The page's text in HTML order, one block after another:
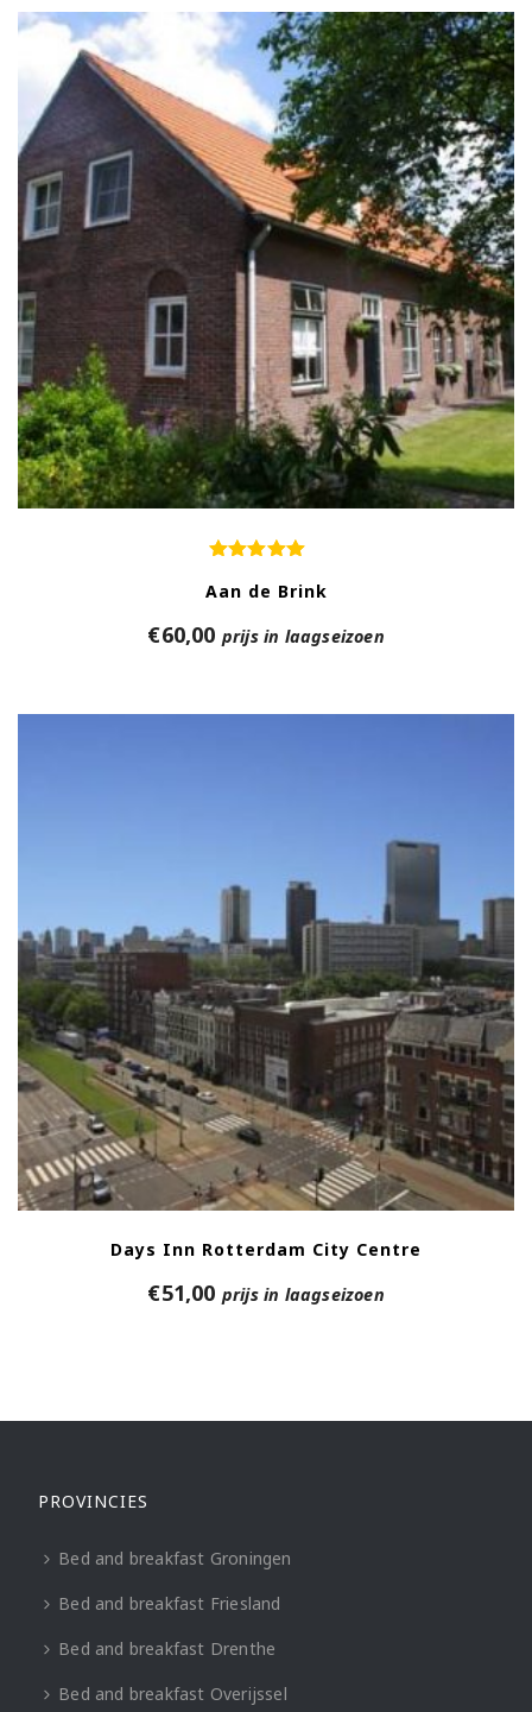
Aan de Brink
€60,00 prijs in laagseizoen
Days Inn Rotterdam City Centre
€51,00 prijs in laagseizoen
PROVINCIES
Bed and breakfast Groningen
Bed and breakfast Friesland
Bed and breakfast Drenthe
Bed and breakfast Overijssel